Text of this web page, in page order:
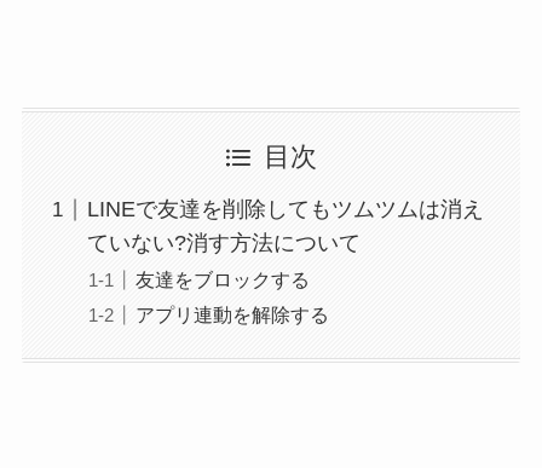
目次
LINEで友達を削除してもツムツムは消え
ていない?消す方法について
友達をブロックする
アプリ連動を解除する